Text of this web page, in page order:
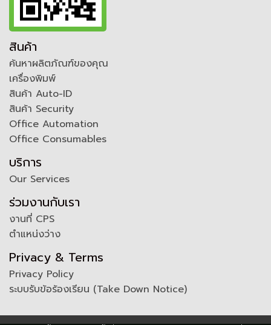
สินค้า
ค้นหาผลิตภัณฑ์ของคุณ
เครื่องพิมพ์
สินค้า Auto-ID
สินค้า Security
Office Automation
Office Consumables
บริการ
Our Services
ร่วมงานกับเรา
งานที่ CPS
ตำแหน่งว่าง
Privacy & Terms
Privacy Policy
ระบบรับข้อร้องเรียน (Take Down Notice)